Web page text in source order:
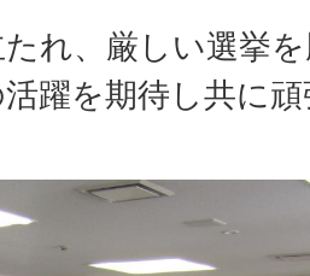
れ、厳しい選挙
躍を期待し共に